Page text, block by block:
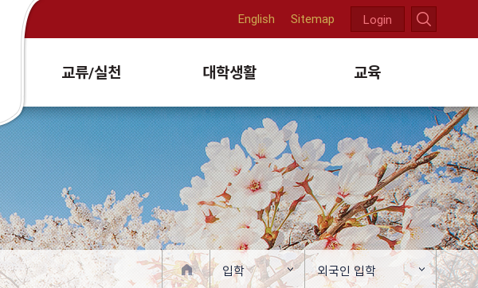
교류/실천 대학생활 교육
English Sitemap Login
입학 외국인 입학